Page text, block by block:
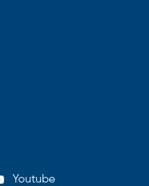
Youtube